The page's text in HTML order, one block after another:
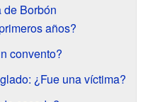
de Borbón
años?
convento?
¿Fue una víctima?